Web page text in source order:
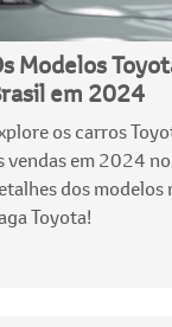
Modelos
em 2024
os carros
vendas em 2024
dos modelos
Toyota!